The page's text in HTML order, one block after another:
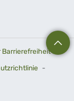
Barrierefreiheit-
-